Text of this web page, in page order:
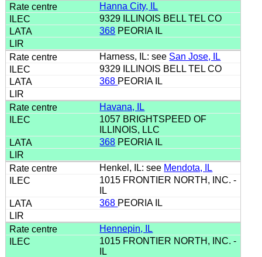
Hanna City, IL
9329 ILLINOIS BELL TEL CO
368 PEORIA IL
Harness, IL: see San Jose, IL
9329 ILLINOIS BELL TEL CO
368 PEORIA IL
Havana, IL
1057 BRIGHTSPEED OF
ILLINOIS, LLC
368 PEORIA IL
Henkel, IL: see Mendota, IL
1015 FRONTIER NORTH, INC. -
IL
368 PEORIA IL
Hennepin, IL
1015 FRONTIER NORTH, INC. -
IL